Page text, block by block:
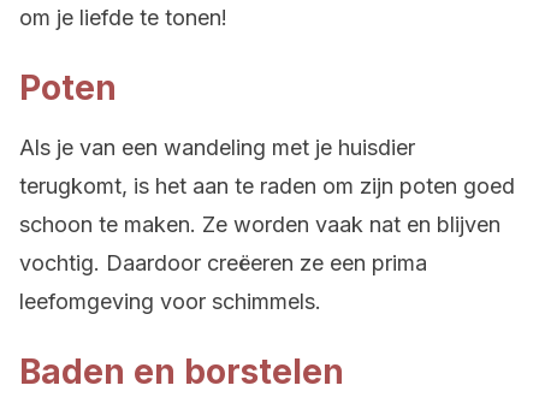
om je liefde te tonen!
Poten
Als je van een wandeling met je huisdier
terugkomt, is het aan te raden om zijn poten goed
schoon te maken. Ze worden vaak nat en blijven
vochtig. Daardoor creëeren ze een prima
leefomgeving voor schimmels.
Baden en borstelen